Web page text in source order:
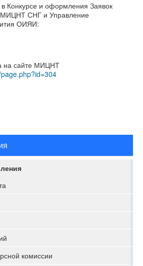
Конкурсе и оформления Заявок
СНГ и Управление
ОИЯИ:
на сайте МИЦНТ
комиссии